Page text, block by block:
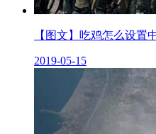
【图文】吃鸡怎么设置
2019-05-15